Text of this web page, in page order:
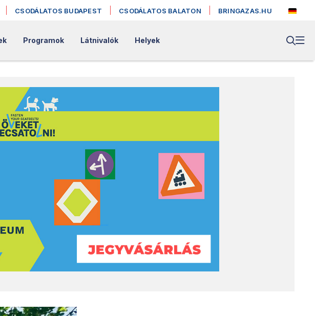
CSODÁLATOS BUDAPEST CSODÁLATOS BALATON BRINGAZAS.HU
Programok Látnivalók Helyek